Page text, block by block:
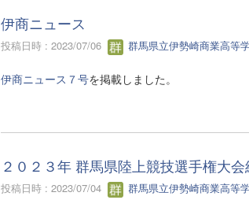
伊商ニュース
投稿日時 : 2023/07/06 群馬県立伊勢崎商業高等
伊商ニュース７号を掲載しました。
２０２３年 群馬県陸上競技選手権大会
投稿日時 : 2023/07/04 群馬県立伊勢崎商業高等